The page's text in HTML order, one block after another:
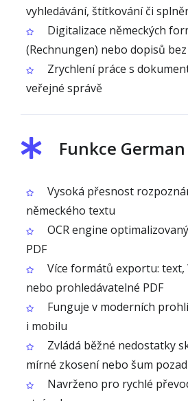
vyhledávání, štítkování či
Digitalizace německých
(Rechnungen) nebo dopisů
Zrychlení práce s
veřejné správě
Funkce German
Vysoká přesnost
německého textu
OCR engine
PDF
Více formátů exportu: text,
nebo prohledávatelné PDF
Funguje v moderních
i mobilu
Zvládá běžné nedostatky
mírné zkosení nebo šum
Navrženo pro rychlé